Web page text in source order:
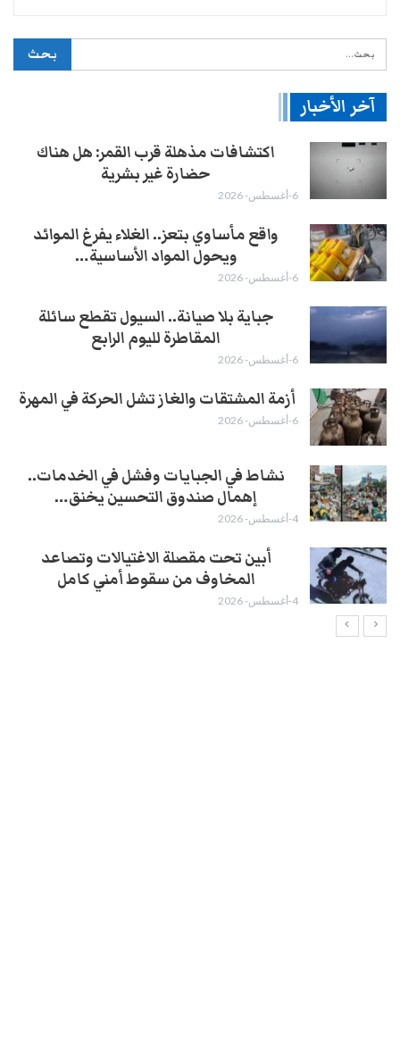
آخر الأخبار
اكتشافات مذهلة قرب القمر: هل هناك
حضارة غير بشرية
6-أغسطس- 2026
واقع مأساوي بتعز.. الغلاء يفرغ الموائد
ويحول المواد الأساسية…
6-أغسطس- 2026
جباية بلا صيانة.. السيول تقطع سائلة
المقاطرة لليوم الرابع
6-أغسطس- 2026
أزمة المشتقات والغاز تشل الحركة في المهرة ​
6-أغسطس- 2026
نشاط في الجبايات وفشل في الخدمات..
إهمال صندوق التحسين يخنق…
4-أغسطس- 2026
أبين تحت مقصلة الاغتيالات وتصاعد
المخاوف من سقوط أمني كامل
4-أغسطس- 2026